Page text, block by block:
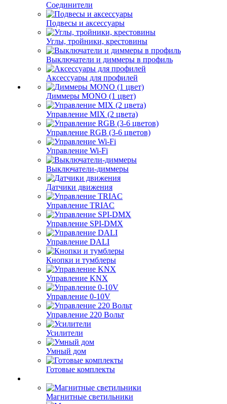
Соединители
Подвесы и аксессуары
Углы, тройники, крестовины
Выключатели и диммеры в профиль
Аксессуары для профилей
Диммеры MONO (1 цвет)
Управление MIX (2 цвета)
Управление RGB (3-6 цветов)
Управление Wi-Fi
Выключатели-диммеры
Датчики движения
Управление TRIAC
Управление SPI-DMX
Управление DALI
Кнопки и тумблеры
Управление KNX
Управление 0-10V
Управление 220 Вольт
Усилители
Умный дом
Готовые комплекты
Магнитные светильники